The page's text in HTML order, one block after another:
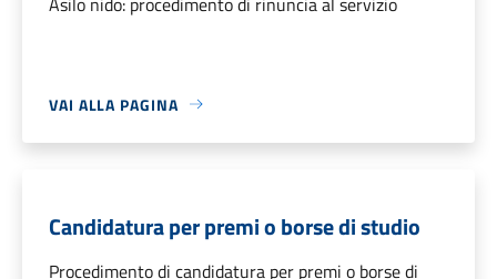
VAI ALLA PAGINA
Candidatura per premi o borse di studio
Procedimento di candidatura per premi o borse di